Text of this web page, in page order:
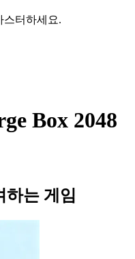
스터하세요.
Box 2048
하는 게임